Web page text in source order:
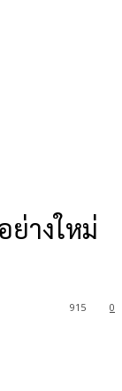
ย่างใหม่
0
915